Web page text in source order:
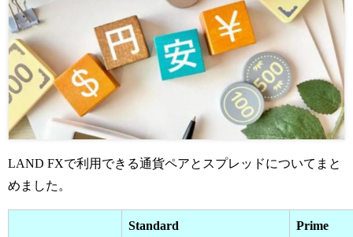
LAND FXで利用できる通貨ペアとスプレッドについてまと
めました。
Standard Prime